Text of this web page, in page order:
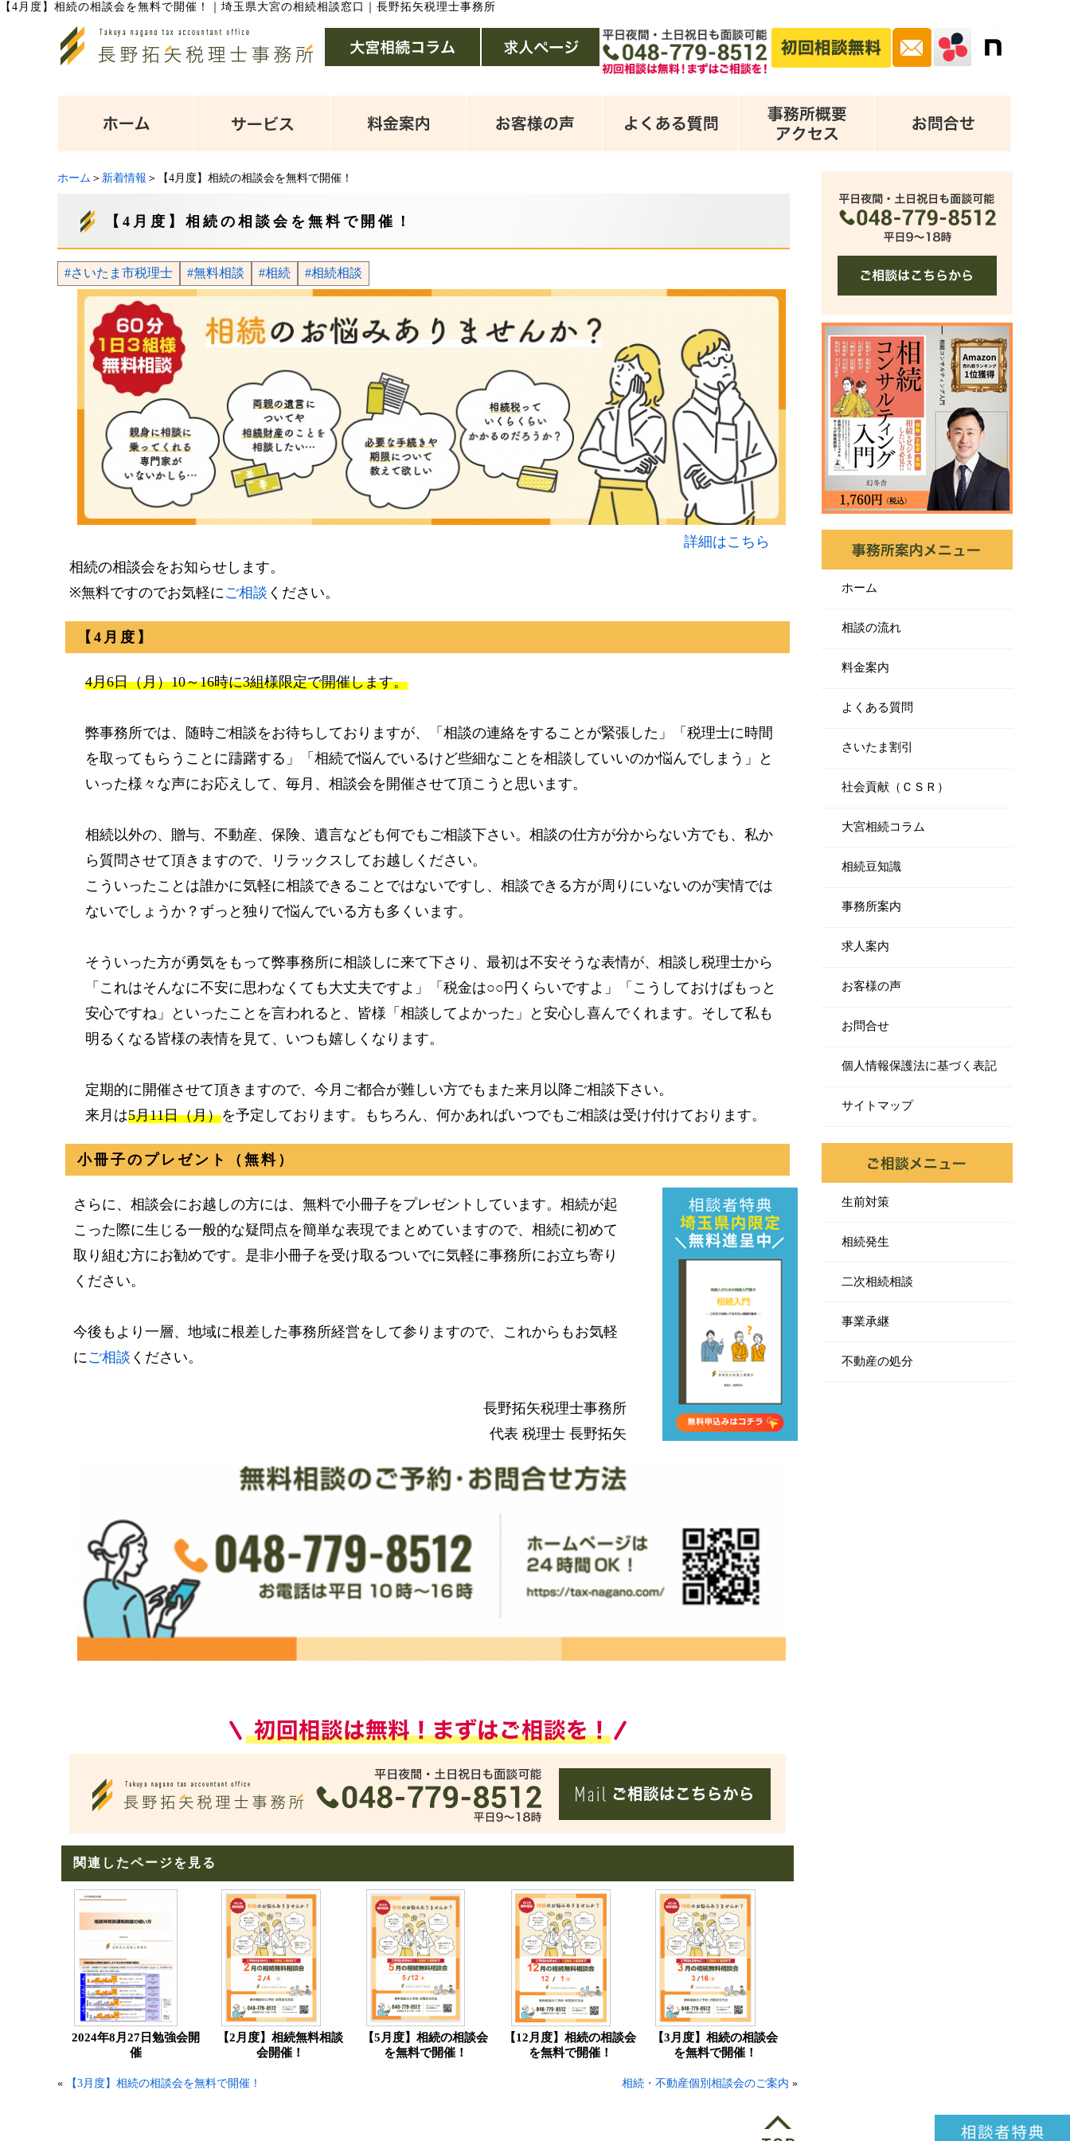
【4月度】相続の相談会を無料で開催！ 埼玉県大宮の相続相談窓口｜長野拓矢税理士事務所
ホーム ＞ 新着情報 ＞【4月度】相続の相談会を無料で開催！
【4月度】相続の相談会を無料で開催！
#さいたま市税理士 #無料相談 #相続 #相続相談
詳細はこちら
相続の相談会をお知らせします。
※無料ですのでお気軽にご相談 ください。
【4月度】
4月6日（月）10～16時に3組様限定で開催します。
弊事務所では、随時ご相談をお待ちしておりますが、「相談の連絡をすることが緊張した」「税理士に時間
を取ってもらうことに躊躇する」「相続で悩んでいるけど些細なことを相談していいのか悩んでしまう」と
いった様々な声にお応えして、毎月、相談会を開催させて頂こうと思います。
相続以外の、贈与、不動産、保険、遺言なども何でもご相談下さい。相談の仕方が分からない方でも、私か
ら質問させて頂きますので、リラックスしてお越しください。
こういったことは誰かに気軽に相談できることではないですし、相談できる方が周りにいないのが実情では
ないでしょうか？ずっと独りで悩んでいる方も多くいます。
そういった方が勇気をもって弊事務所に相談しに来て下さり、最初は不安そうな表情が、相談し税理士から
「これはそんなに不安に思わなくても大丈夫ですよ」「税金は○○円くらいですよ」「こうしておけばもっと
安心ですね」といったことを言われると、皆様「相談してよかった」と安心し喜んでくれます。そして私も
明るくなる皆様の表情を見て、いつも嬉しくなります。
定期的に開催させて頂きますので、今月ご都合が難しい方でもまた来月以降ご相談下さい。
来月は5月11日（月）を予定しております。もちろん、何かあればいつでもご相談は受け付けております。
小冊子のプレゼント（無料）
さらに、相談会にお越しの方には、無料で小冊子をプレゼントしています。相続が起
こった際に生じる一般的な疑問点を簡単な表現でまとめていますので、相続に初めて
取り組む方にお勧めです。是非小冊子を受け取るついでに気軽に事務所にお立ち寄り
ください。
今後もより一層、地域に根差した事務所経営をして参りますので、これからもお気軽
にご相談 ください。
長野拓矢税理士事務所
代表 税理士 長野拓矢
関連したページを見る
2024年8月27日勉強会開
催
【2月度】相続無料相談
会開催！
【5月度】相続の相談会
を無料で開催！
【12月度】相続の相談会
を無料で開催！
【3月度】相続の相談会
を無料で開催！
« 【3月度】相続の相談会を無料で開催！ 相続・不動産個別相談会のご案内 »
ホーム
相談の流れ
料金案内
よくある質問
さいたま割引
社会貢献（ＣＳＲ）
大宮相続コラム
相続豆知識
事務所案内
求人案内
お客様の声
お問合せ
個人情報保護法に基づく表記
サイトマップ
生前対策
相続発生
二次相続相談
事業承継
不動産の処分